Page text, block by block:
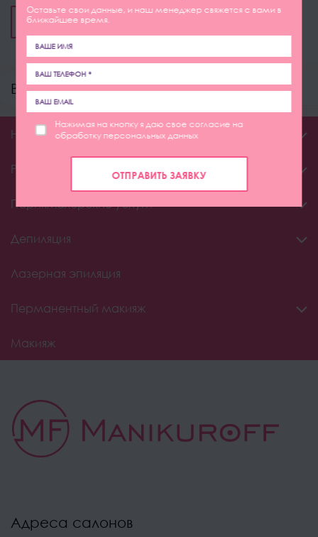
ОТПРАВИТЬ
Все услуги
Ногтевой сервис
Ресницы и брови
Парикмахерские услуги
Депиляция
Лазерная эпиляция
Перманентный макияж
Макияж
Адреса салонов
Оставьте свои данные, и наш менеджер свяжется с вами в
ближайшее время.
Нажимая на кнопку я даю свое согласие на
обработку персональных данных
ОТПРАВИТЬ ЗАЯВКУ